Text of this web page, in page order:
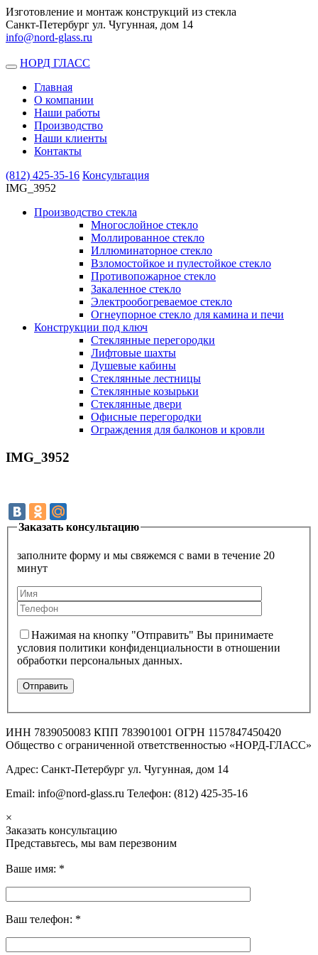
Изготовление и монтаж конструкций из стекла
Санкт-Петербург ул. Чугунная, дом 14
info@nord-glass.ru
Toggle
navigation
НОРД ГЛАСС
Главная
О компании
Наши работы
Производство
Наши клиенты
Контакты
(812) 425-35-16 Консультация
IMG_3952
Производство стекла
Многослойное стекло
Моллированное стекло
Иллюминаторное стекло
Взломостойкое и пулестойкое стекло
Противопожарное стекло
Закаленное стекло
Электрообогреваемое стекло
Огнеупорное стекло для камина и печи
Конструкции под ключ
Стеклянные перегородки
Лифтовые шахты
Душевые кабины
Cтеклянные лестницы
Cтеклянные козырьки
Cтеклянные двери
Офисные перегородки
Ограждения для балконов и кровли
IMG_3952
Заказать консультацию
заполните форму и мы свяжемся с вами в течение 20
минут
Нажимая на кнопку "Отправить" Вы принимаете
условия политики конфиденциальности в отношении
обработки персональных данных.
ИНН 7839050083 КПП 783901001 ОГРН 1157847450420
Общество с ограниченной ответственностью «НОРД-ГЛАСС»
Адрес: Санкт-Петербург ул. Чугунная, дом 14
Email: info@nord-glass.ru Телефон: (812) 425-35-16
×
Заказать консультацию
Представьтесь, мы вам перезвоним
Ваше имя: *
Ваш телефон: *